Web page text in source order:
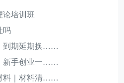
论培训班
吗
到期延期换……
新手创业一……
料｜材料清……